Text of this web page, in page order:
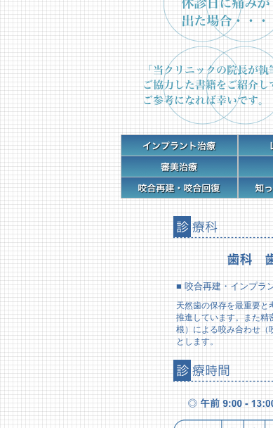
■ 咬合再建・インプラ
天然歯の保存を最重要と
推進しています。また精
根）による咬み合わせ（
とします。